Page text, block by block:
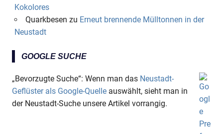
Kokolores
Quarkbesen zu Erneut brennende Mülltonnen in der
Neustadt
GOOGLE SUCHE
„Bevorzugte Suche“: Wenn man das Neustadt-
Geflüster als Google-Quelle auswählt, sieht man in
der Neustadt-Suche unsere Artikel vorrangig.